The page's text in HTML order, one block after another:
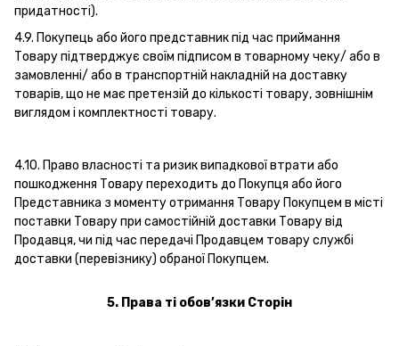
придатності).
4.9. Покупець або його представник під час приймання
Товару підтверджує своїм підписом в товарному чеку/ або в
замовленні/ або в транспортній накладній на доставку
товарів, що не має претензій до кількості товару, зовнішнім
виглядом і комплектності товару.
4.10. Право власності та ризик випадкової втрати або
пошкодження Товару переходить до Покупця або його
Представника з моменту отримання Товару Покупцем в місті
поставки Товару при самостійній доставки Товару від
Продавця, чи під час передачі Продавцем товару службі
доставки (перевізнику) обраної Покупцем.
5. Права ті обов’язки Сторін